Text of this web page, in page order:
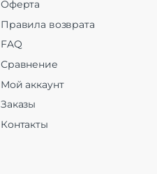
Оферта
Правила возврата
FAQ
Сравнение
Мой аккаунт
Заказы
Контакты